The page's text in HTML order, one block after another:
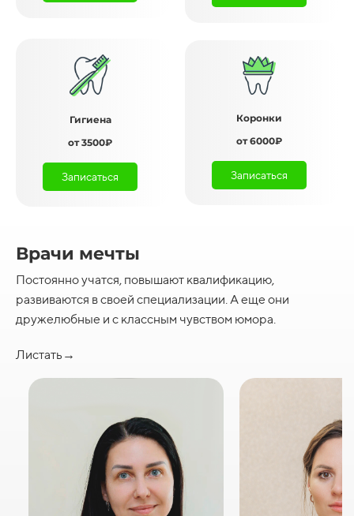
Гигиена
от 3500₽
Записаться
Коронки
от 6000₽
Записаться
Врачи мечты
Постоянно учатся, повышают квалификацию,
развиваются в своей специализации. А еще они
дружелюбные и с классным чувством юмора.
Листать→